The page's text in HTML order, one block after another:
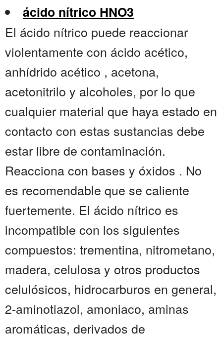
ácido nítrico HNO3
El ácido nítrico puede reaccionar
violentamente con ácido acético,
anhídrido acético , acetona,
acetonitrilo y alcoholes, por lo que
cualquier material que haya estado en
contacto con estas sustancias debe
estar libre de contaminación.
Reacciona con bases y óxidos . No
es recomendable que se caliente
fuertemente. El ácido nítrico es
incompatible con los siguientes
compuestos: trementina, nitrometano,
madera, celulosa y otros productos
celulósicos, hidrocarburos en general,
2-aminotiazol, amoniaco, aminas
aromáticas, derivados de